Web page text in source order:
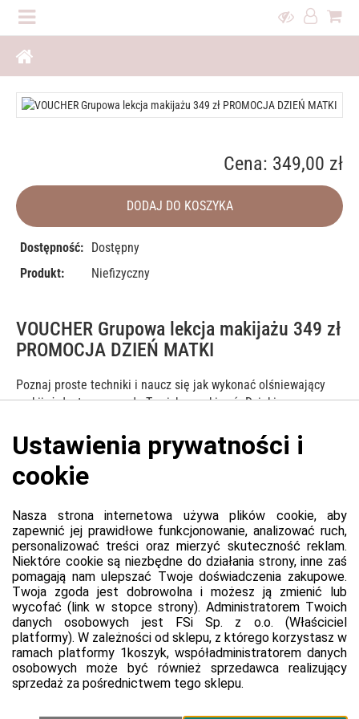
VOUCHER Grupowa lekcja makijażu 349 zł
PROMOCJA DZIEŃ MATKI
Poznaj proste techniki i naucz się jak wykonać olśniewający
makijaż dostosowany do Twoich oczekiwań. Dzięki nauce
makijaż, który podkreśli Twoją urodę.
Przejdź do witryny produktu
Cena: 349,00 zł
DODAJ DO KOSZYKA
Dostępność: Dostępny
Produkt:
Niefizyczny
Platforma
Informacje o platformie
Regulamin dla kupujących
Polityka prywatności platformy
Zgłoś błąd lub naruszenie
Ustawienia cookie
Sprzedawca